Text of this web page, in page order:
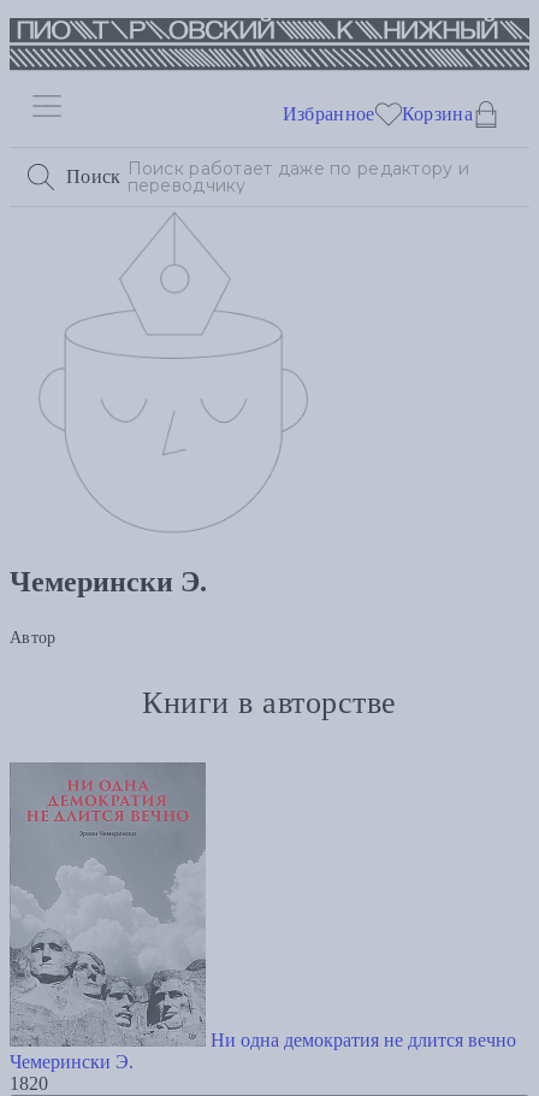
Поиск
Избранное Корзина
Чемерински Э.
Автор
Книги в авторстве
Ни одна демократия не длится вечно
Чемерински Э.
1820